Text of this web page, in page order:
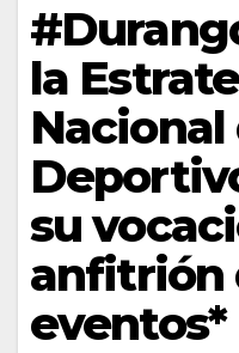
la
su
anfitrión
eventos*